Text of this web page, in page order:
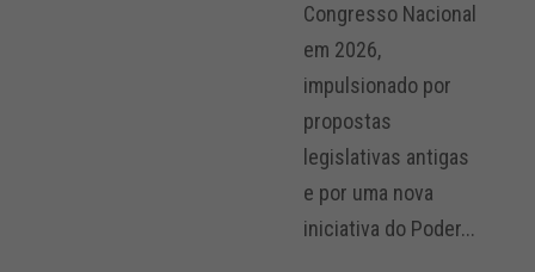
Congresso Nacional
em 2026,
impulsionado por
propostas
legislativas antigas
e por uma nova
iniciativa do Poder...